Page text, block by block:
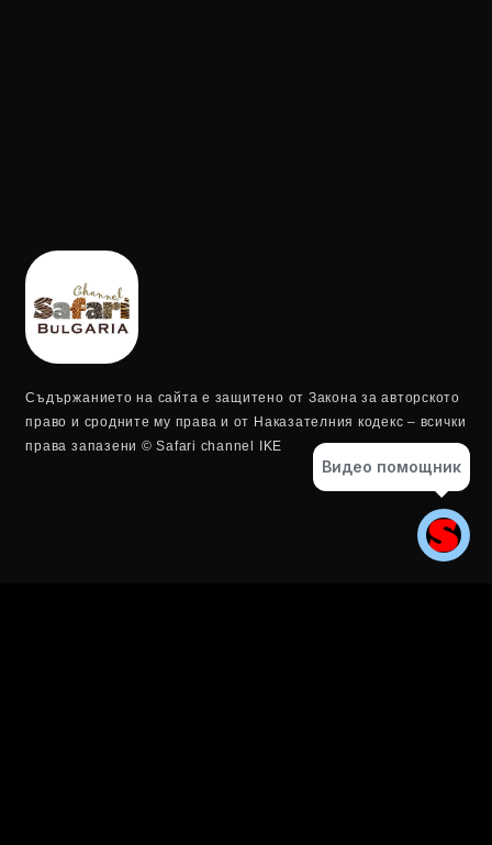
Съдържанието на сайта е защитено от Закона за авторското
право и сродните му права и от Наказателния кодекс – всички
права запазени © Safari channel IKE
Видео помощник